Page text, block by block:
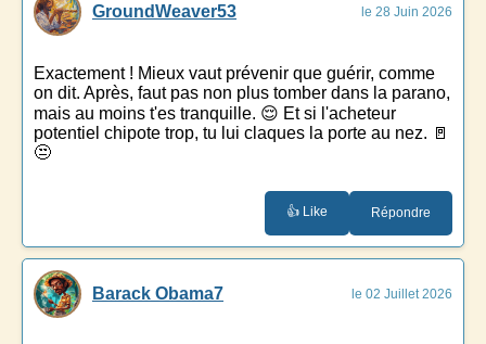
GroundWeaver53 le 28 Juin 2026
Exactement ! Mieux vaut prévenir que guérir, comme
on dit. Après, faut pas non plus tomber dans la parano,
mais au moins t'es tranquille. 😌 Et si l'acheteur
potentiel chipote trop, tu lui claques la porte au nez. 🚪
😒
👍 Like Répondre
Barack Obama7 le 02 Juillet 2026